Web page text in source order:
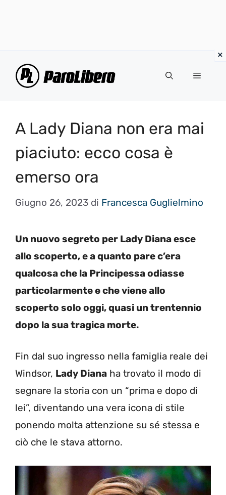
Menu
A Lady Diana non era mai
piaciuto: ecco cosa è
emerso ora
Giugno 26, 2023 di Francesca Guglielmino
Un nuovo segreto per Lady Diana esce
allo scoperto, e a quanto pare c’era
qualcosa che la Principessa odiasse
particolarmente e che viene allo
scoperto solo oggi, quasi un trentennio
dopo la sua tragica morte.
Fin dal suo ingresso nella famiglia reale dei
Windsor, Lady Diana ha trovato il modo di
segnare la storia con un “prima e dopo di
lei”, diventando una vera icona di stile
ponendo molta attenzione su sé stessa e
ciò che le stava attorno.